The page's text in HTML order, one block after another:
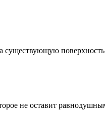
существующую
не оставит